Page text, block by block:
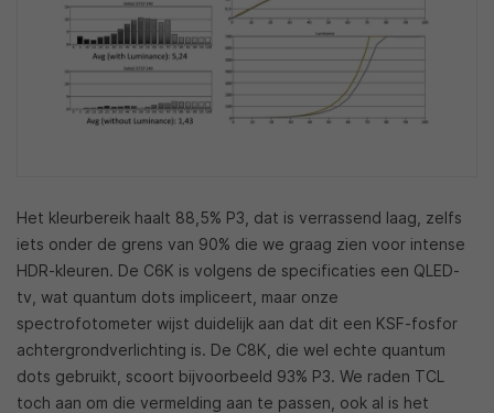
Het kleurbereik haalt 88,5% P3, dat is verrassend laag, zelfs
iets onder de grens van 90% die we graag zien voor intense
HDR-kleuren. De C6K is volgens de specificaties een QLED-
tv, wat quantum dots impliceert, maar onze
spectrofotometer wijst duidelijk aan dat dit een KSF-fosfor
achtergrondverlichting is. De C8K, die wel echte quantum
dots gebruikt, scoort bijvoorbeeld 93% P3. We raden TCL
toch aan om die vermelding aan te passen, ook al is het